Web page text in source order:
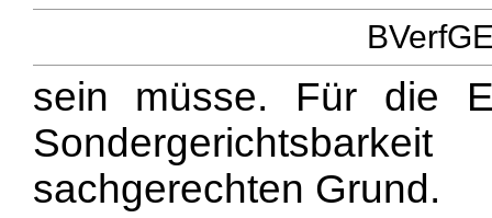
sein müsse. Für die
sachgerechten Grund.